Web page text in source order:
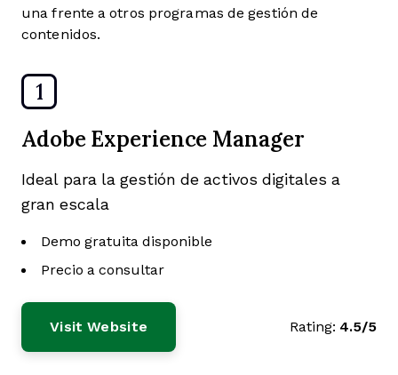
una frente a otros programas de gestión de
contenidos.
1
Adobe Experience Manager
Ideal para la gestión de activos digitales a
gran escala
Demo gratuita disponible
Precio a consultar
Visit Website Rating: 4.5/5